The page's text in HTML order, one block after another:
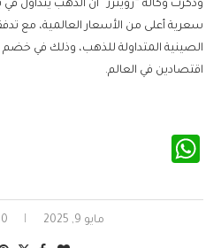
وذكرت وكالة “رويترز” أن الذهب يُتداول
سعرية أعلى من الأسعار العالمية، مع
الصينية المتداولة للذهب، وذلك في خضم
اقتصادين في العالم.
مايو 9, 2025 0 comments